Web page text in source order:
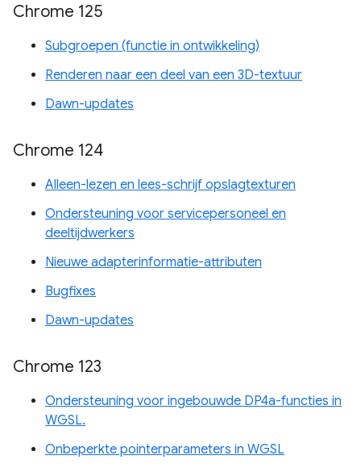
Chrome 125
Subgroepen (functie in ontwikkeling)
Renderen naar een deel van een 3D-textuur
Dawn-updates
Chrome 124
Alleen-lezen en lees-schrijf opslagtexturen
Ondersteuning voor servicepersoneel en
deeltijdwerkers
Nieuwe adapterinformatie-attributen
Bugfixes
Dawn-updates
Chrome 123
Ondersteuning voor ingebouwde DP4a-functies in
WGSL.
Onbeperkte pointerparameters in WGSL